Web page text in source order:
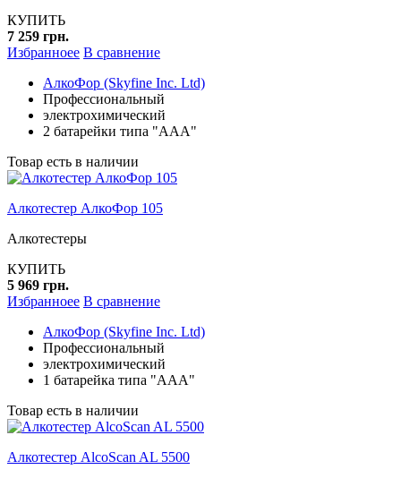
КУПИТЬ
7 259 грн.
Избранноее В сравнение
АлкоФор (Skyfine Inc. Ltd)
Профессиональный
электрохимический
2 батарейки типа "ААА"
Товар есть в наличии
Алкотестер АлкоФор 105
Алкотестеры
КУПИТЬ
5 969 грн.
Избранноее В сравнение
АлкоФор (Skyfine Inc. Ltd)
Профессиональный
электрохимический
1 батарейка типа "ААА"
Товар есть в наличии
Алкотестер AlcoScan AL 5500